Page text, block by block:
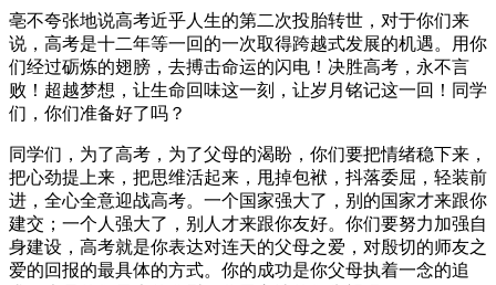
亳不夸张地说高考近乎人生的第二次投胎转世，对于你们来
说，高考是十二年等一回的一次取得跨越式发展的机遇。用你
们经过砺炼的翅膀，去搏击命运的闪电！决胜高考，永不言
败！超越梦想，让生命回味这一刻，让岁月铭记这一回！同学
们，你们准备好了吗？
同学们，为了高考，为了父母的渴盼，你们要把情绪稳下来，
把心劲提上来，把思维活起来，甩掉包袱，抖落委屈，轻装前
进，全心全意迎战高考。一个国家强大了，别的国家才来跟你
建交；一个人强大了，别人才来跟你友好。你们要努力加强自
身建设，高考就是你表达对连天的父母之爱，对殷切的师友之
爱的回报的最具体的方式。你的成功是你父母执着一念的追